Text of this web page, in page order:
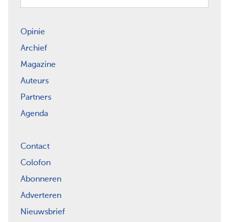
Opinie
Archief
Magazine
Auteurs
Partners
Agenda
Contact
Colofon
Abonneren
Adverteren
Nieuwsbrief